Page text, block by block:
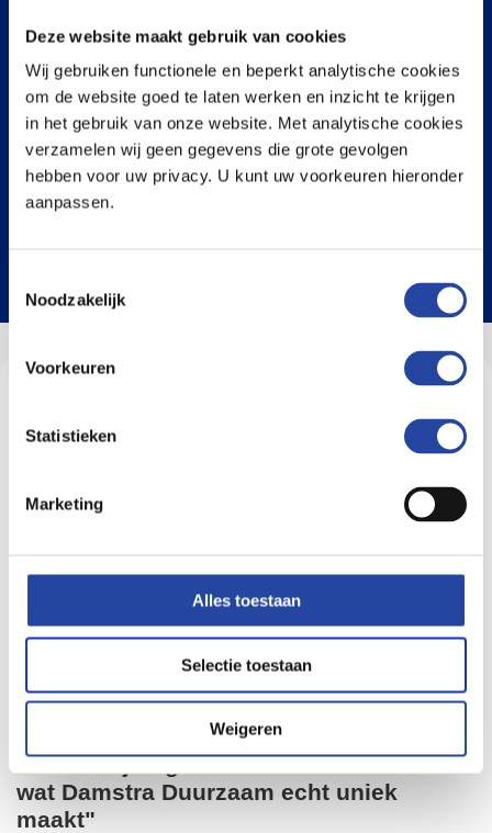
Deze website maakt gebruik van cookies
Wij gebruiken functionele en beperkt analytische cookies
om de website goed te laten werken en inzicht te krijgen
in het gebruik van onze website. Met analytische cookies
verzamelen wij geen gegevens die grote gevolgen
hebben voor uw privacy. U kunt uw voorkeuren hieronder
aanpassen.
Noodzakelijk
Voorkeuren
Statistieken
Marketing
Alles toestaan
Selectie toestaan
Weigeren
Upload CV
Toegestane bestandstypen: pdf, doc, docx, jpg, png, jpeg, xlsx,
Max. bestandsgrootte: 10 MB.
het woord
"De toewijding aan klanttevredenheid is
wat Damstra Duurzaam echt uniek
maakt"